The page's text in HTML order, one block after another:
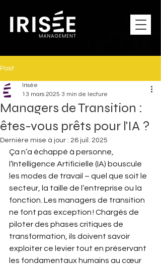
Post
Managers de Transition :
êtes-vous prêts pour l'IA ?
Irisée
13 mars 2025 3 min de lecture
Dernière mise à jour : 26 juil. 2025
Ça n’a échappé à personne,
l’Intelligence Artificielle (IA) bouscule
les modes de travail – quel que soit le
secteur, la taille de l’entreprise ou la
fonction. Les managers de transition
ne font pas exception ! Chargés de
piloter des phases critiques de
transformation, ils doivent savoir
exploiter ce levier tout en préservant
les fondamentaux humains au cœur